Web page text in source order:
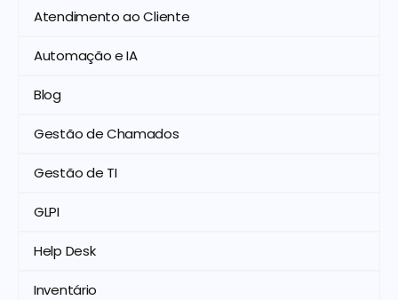
Atendimento ao Cliente
Automação e IA
Blog
Gestão de Chamados
Gestão de TI
GLPI
Help Desk
Inventário